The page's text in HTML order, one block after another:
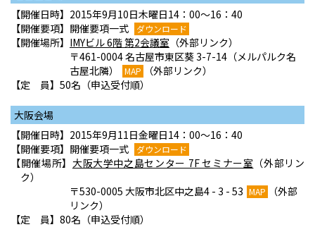
【開催日時】2015年9月10日木曜日14：00～16：40
【開催要項】開催要項一式
ダウンロード
【開催場所】 IMYビル 6階 第2会議室 （外部リンク）
〒461-0004 名古屋市東区葵 3-7-14（メルパルク名
古屋北隣）
MAP
（外部リンク）
【定 員】50名（申込受付順）
大阪会場
【開催日時】2015年9月11日金曜日14：00～16：40
【開催要項】開催要項一式
ダウンロード
【開催場所】 大阪大学中之島センター 7F セミナー室 （外部リン
ク）
〒530-0005 大阪市北区中之島4 - 3 - 53 MAP
（外部
リンク）
【定 員】80名（申込受付順）